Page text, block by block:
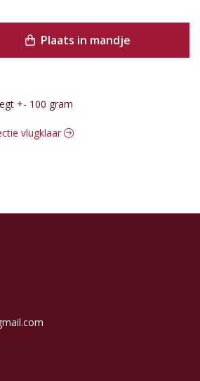
+- 100 gram
Plaats in mandje
vlugklaar